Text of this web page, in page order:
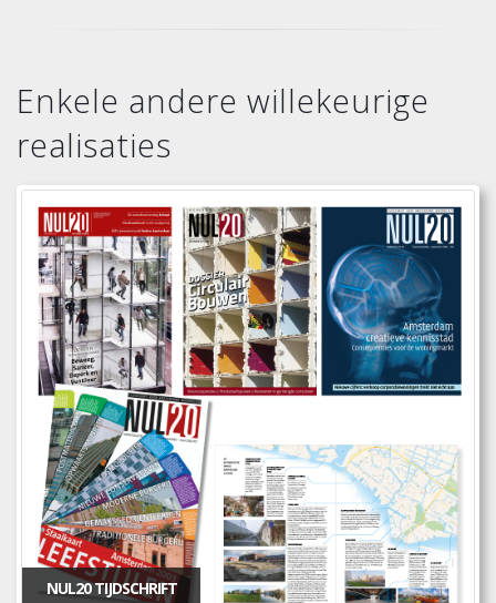
Enkele andere willekeurige
realisaties
NUL20 TIJDSCHRIFT